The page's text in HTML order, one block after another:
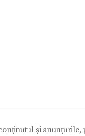
și anunțurile,